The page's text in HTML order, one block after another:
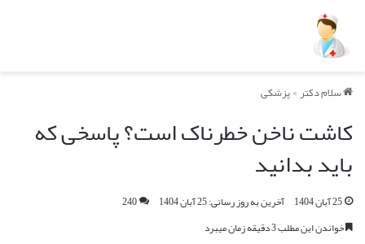
سلام دکتر>پزشکی
کاشت ناخن خطرناک است؟ پاسخی که
باید بدانید
25 آبان 1404 آخرین به روز رسانی: 25 آبان 1404
240
خواندن این مطلب 3 دقیقه زمان میبرد